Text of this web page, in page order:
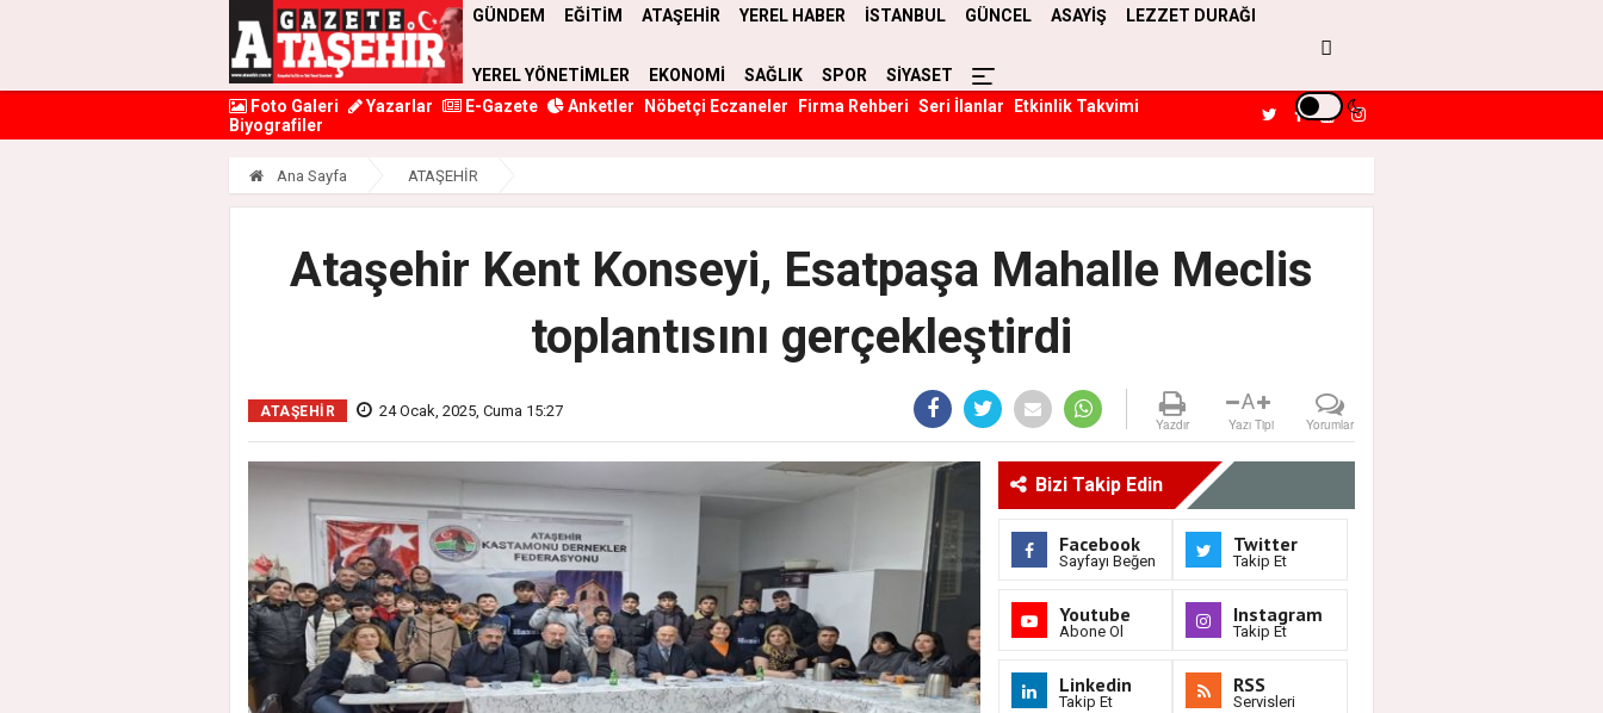
GÜNDEM EĞİTİM ATAŞEHİR YEREL HABER İSTANBUL GÜNCEL ASAYİŞ LEZZET DURAĞI
YEREL YÖNETİMLER EKONOMİ SAĞLIK SPOR
SİYASET
Foto Galeri
Yazarlar E-Gazete Anketler Nöbetçi Eczaneler Firma Rehberi Seri İlanlar
Etkinlik Takvimi
Biyografiler
Ana Sayfa ATAŞEHİR
Ataşehir Kent Konseyi, Esatpaşa Mahalle Meclis
toplantısını gerçekleştirdi
ATAŞEHİR 24 Ocak, 2025, Cuma 15:27
Yazdır
A
Yazı Tipi Yorumlar
Bizi Takip Edin
Facebook
Sayfayı Beğen
Twitter
Takip Et
Youtube
Abone Ol
Instagram
Takip Et
Linkedin
Takip Et
RSS
Servisleri